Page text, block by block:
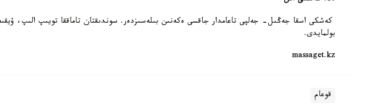
كەشكى اسقا جەڭىل- جەلپى تاعامدار جاقسى ەكەنىن بىلەسىزدەر. سوندىقتان تاماققا تويىپ الىپ،
بولمايدى.
massaget.kz
قوعام